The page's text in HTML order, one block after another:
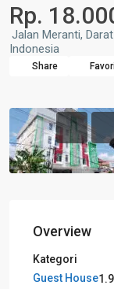
Rp.
Jalan Meranti,
Indonesia
Share
Overview
Kategori
Guest House